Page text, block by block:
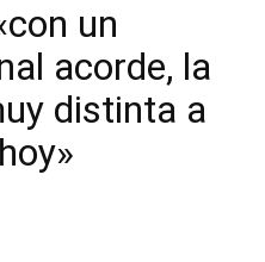
un
acorde, la
distinta a